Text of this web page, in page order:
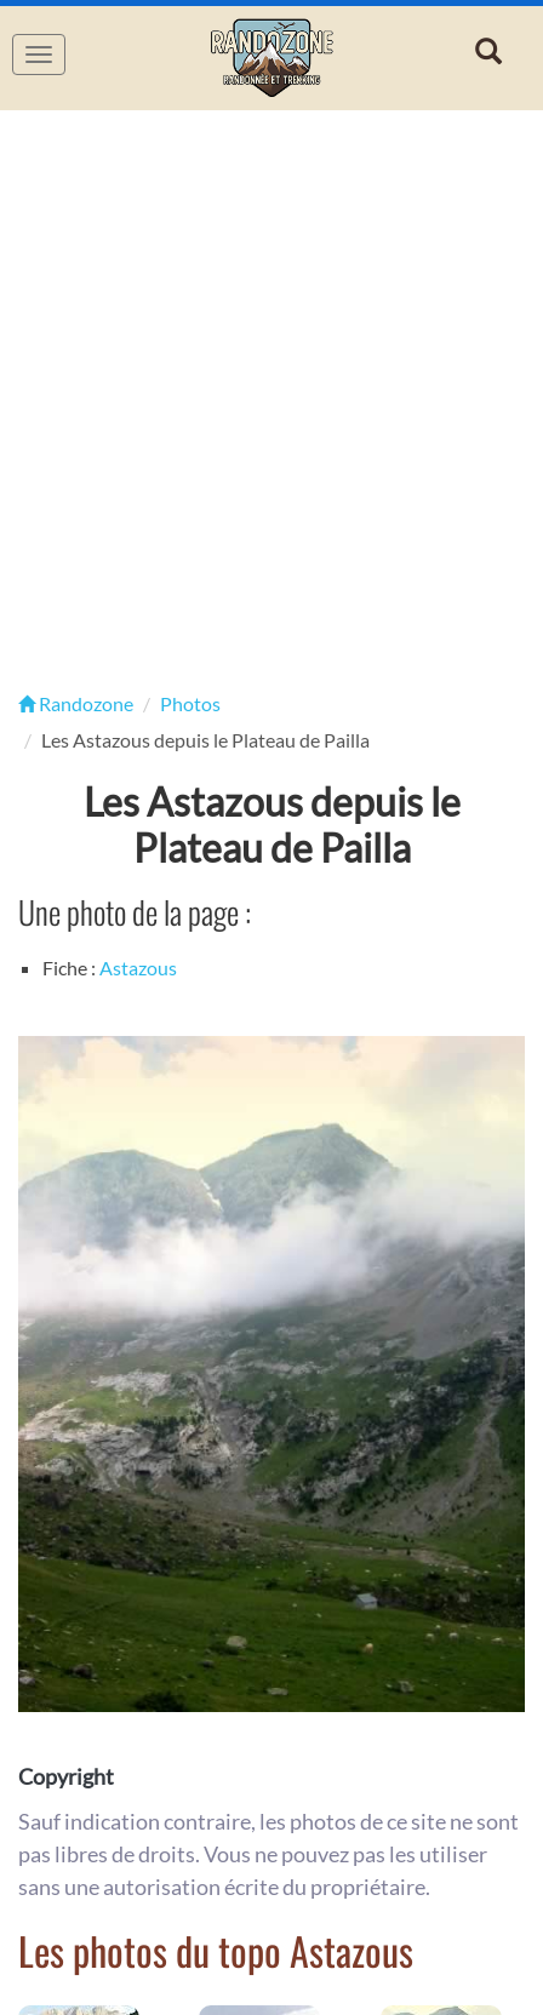
Navigation
Randozone
Photos
Les Astazous depuis le Plateau de Pailla
Les Astazous depuis le
Plateau de Pailla
Une photo de la page :
Fiche : Astazous
Copyright
Sauf indication contraire, les photos de ce site ne sont
pas libres de droits. Vous ne pouvez pas les utiliser
sans une autorisation écrite du propriétaire.
Les photos du topo Astazous